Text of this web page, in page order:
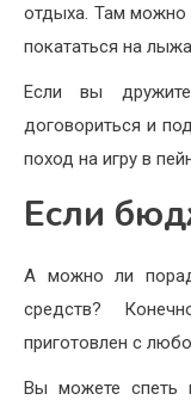
отдыха. Там можно
покататься на
Если вы
договориться и
поход на игру в
Если
А можно ли
средств?
приготовлен с
Вы можете спеть